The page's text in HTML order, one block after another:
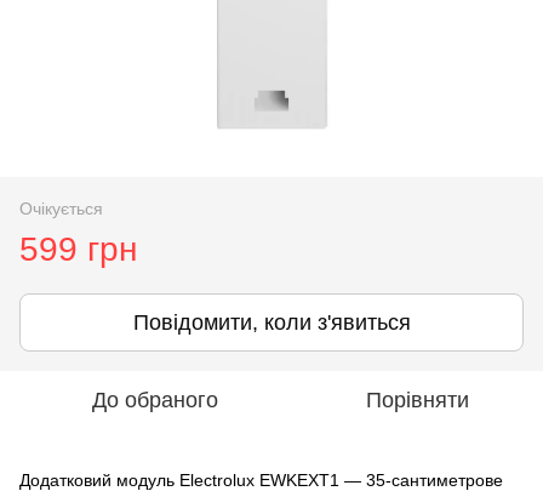
Очікується
599 грн
Повідомити, коли з'явиться
До обраного Порівняти
Додатковий модуль Electrolux EWKEXT1 — 35-сантиметрове